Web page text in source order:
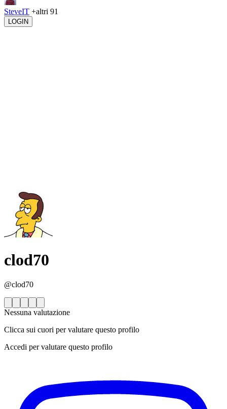
SteveIT +altri 91
LOGIN
clod70
@clod70
Nessuna valutazione
Clicca sui cuori per valutare questo profilo
Accedi per valutare questo profilo